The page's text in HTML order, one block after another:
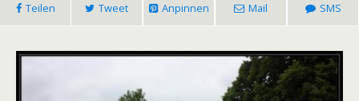
Teilen Tweet Anpinnen Mail SMS